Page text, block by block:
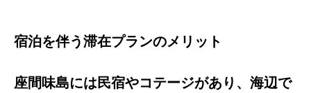
宿泊を伴う滞在プランのメリット
座間味島には民宿やコテージがあり、海辺で